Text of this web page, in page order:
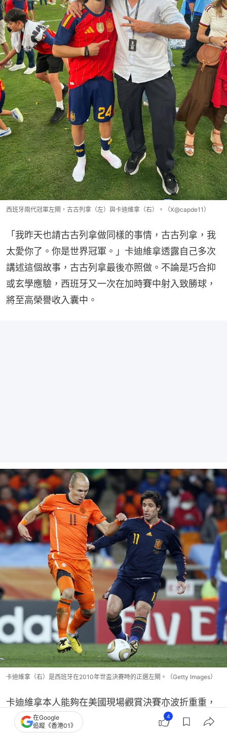
西班牙兩代冠軍左閘，古古列拿（左）與卡迪維拿（右）。（X@capde11）
「我昨天也請古古列拿做同樣的事情，古古列拿，我
太愛你了。你是世界冠軍。」卡迪維拿透露自己多次
講述這個故事，古古列拿最後亦照做。不論是巧合抑
或玄學應驗，西班牙又一次在加時賽中射入致勝球，
將至高榮譽收入囊中。
卡迪維拿（右）是西班牙在2010年世盃決賽時的正選左閘。（Getty Images）
卡迪維拿本人能夠在美國現場觀賞決賽亦波折重重，
他表示，自己的電子旅行授權系統（ESTA）申請被美
在Google
追蹤《香港01》
4